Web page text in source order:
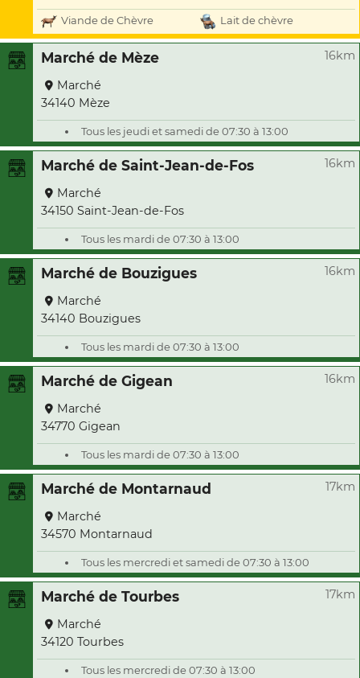
Viande de Chèvre Lait de chèvre
Marché de Mèze 16km
Marché
34140 Mèze
Tous les jeudi et samedi de 07:30 à 13:00
Marché de Saint-Jean-de-Fos 16km
Marché
34150 Saint-Jean-de-Fos
Tous les mardi de 07:30 à 13:00
Marché de Bouzigues 16km
Marché
34140 Bouzigues
Tous les mardi de 07:30 à 13:00
Marché de Gigean 16km
Marché
34770 Gigean
Tous les mardi de 07:30 à 13:00
Marché de Montarnaud 17km
Marché
34570 Montarnaud
Tous les mercredi et samedi de 07:30 à 13:00
Marché de Tourbes 17km
Marché
34120 Tourbes
Tous les mercredi de 07:30 à 13:00